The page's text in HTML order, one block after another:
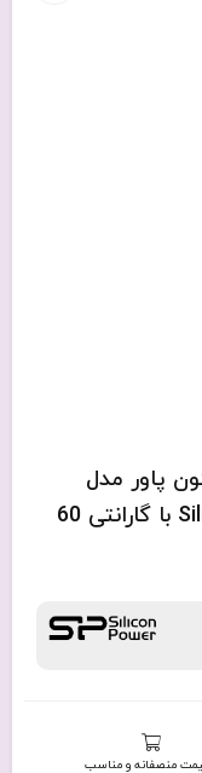
پاور مدل
Silicon Power Jewel J07 USB 3.1 با گارانتی 60
منصفانه و مناسب